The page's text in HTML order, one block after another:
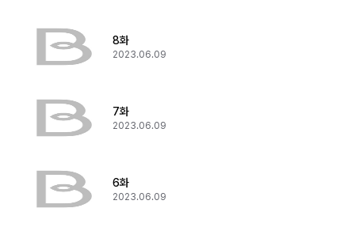
8화
2023.06.09
7화
2023.06.09
6화
2023.06.09